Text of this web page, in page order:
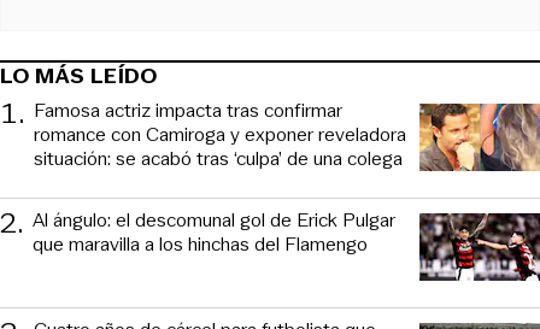
LO MÁS LEÍDO
1. Famosa actriz impacta tras confirmar
romance con Camiroga y exponer reveladora
situación: se acabó tras ‘culpa’ de una colega
2. Al ángulo: el descomunal gol de Erick Pulgar
que maravilla a los hinchas del Flamengo